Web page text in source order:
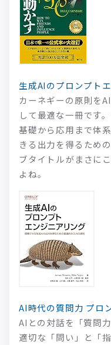
生成AIのプロンプト
カーネギーの原則を
して最適な一冊です
基礎から応用まで体
きる出力を得るため
ブタイトルがまさに
よね。
AI時代の質問力 プロ
AIとの対話を「質問
適切な「問い」と「